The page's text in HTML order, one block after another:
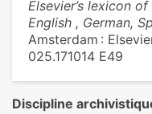
Elsevier’s lexicon
English , German,
Amsterdam :
025.171014 E49
Discipline